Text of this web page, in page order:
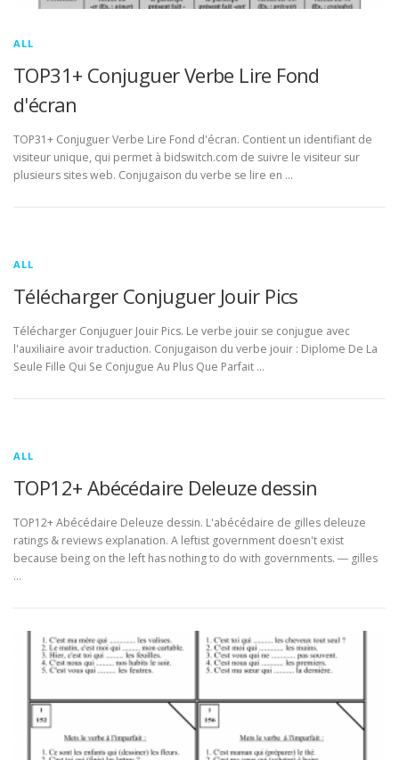
ALL
TOP31+ Conjuguer Verbe Lire Fond
d'écran
TOP31+ Conjuguer Verbe Lire Fond d'écran. Contient un identifiant de
visiteur unique, qui permet à bidswitch.com de suivre le visiteur sur
plusieurs sites web. Conjugaison du verbe se lire en …
ALL
Télécharger Conjuguer Jouir Pics
Télécharger Conjuguer Jouir Pics. Le verbe jouir se conjugue avec
l'auxiliaire avoir traduction. Conjugaison du verbe jouir : Diplome De La
Seule Fille Qui Se Conjugue Au Plus Que Parfait …
ALL
TOP12+ Abécédaire Deleuze dessin
TOP12+ Abécédaire Deleuze dessin. L'abécédaire de gilles deleuze
ratings & reviews explanation. A leftist government doesn't exist
because being on the left has nothing to do with governments. ― gilles
…